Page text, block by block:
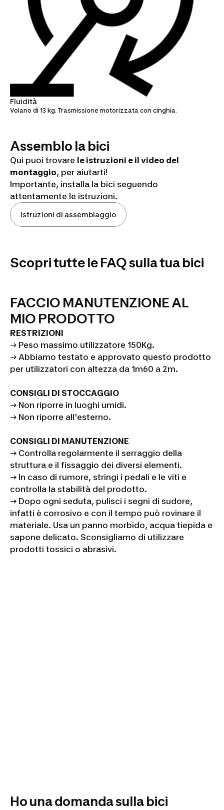
Fluidità
Volano di 13 kg. Trasmissione motorizzata con cinghia.
Assemblo la bici
Qui puoi trovare le istruzioni e il video del
montaggio, per aiutarti!
Importante, installa la bici seguendo
attentamente le istruzioni.
Istruzioni di assemblaggio
DOMYOS
TRAINING
Scopri tutte le FAQ sulla tua bici
FACCIO MANUTENZIONE AL
MIO PRODOTTO
RESTRIZIONI
→ Peso massimo utilizzatore 150Kg.
→ Abbiamo testato e approvato questo prodotto
per utilizzatori con altezza da 1m60 a 2m.
CONSIGLI DI STOCCAGGIO
→ Non riporre in luoghi umidi.
→ Non riporre all'esterno.
CONSIGLI DI MANUTENZIONE
→ Controlla regolarmente il serraggio della
struttura e il fissaggio dei diversi elementi.
→ In caso di rumore, stringi i pedali e le viti e
controlla la stabilità del prodotto.
→ Dopo ogni seduta, pulisci i segni di sudore,
infatti è corrosivo e con il tempo può rovinare il
materiale. Usa un panno morbido, acqua tiepida e
sapone delicato. Sconsigliamo di utilizzare
prodotti tossici o abrasivi.
Ho una domanda sulla bici